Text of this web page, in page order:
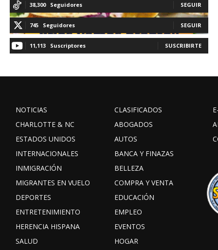
38,300 Seguidores SEGUIR
745 Seguidores SEGUIR
11,113 Suscriptores SUSCRIBIRTE
NOTICIAS
CHARLOTTE & NC
ESTADOS UNIDOS
INTERNACIONALES
INMIGRACIÓN
MIGRANTES EN VUELO
DEPORTES
ENTRETENIMIENTO
HERENCIA HISPANA
SALUD
CLASIFICADOS
ABOGADOS
AUTOS
BANCA Y FINAZAS
BELLEZA
COMPRA Y VENTA
EDUCACIÓN
EMPLEO
EVENTOS
HOGAR